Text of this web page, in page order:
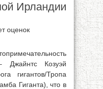
Ирландии
оценок
Джайнтс Козуэй
гигантов/Тропа
Гиганта), что в